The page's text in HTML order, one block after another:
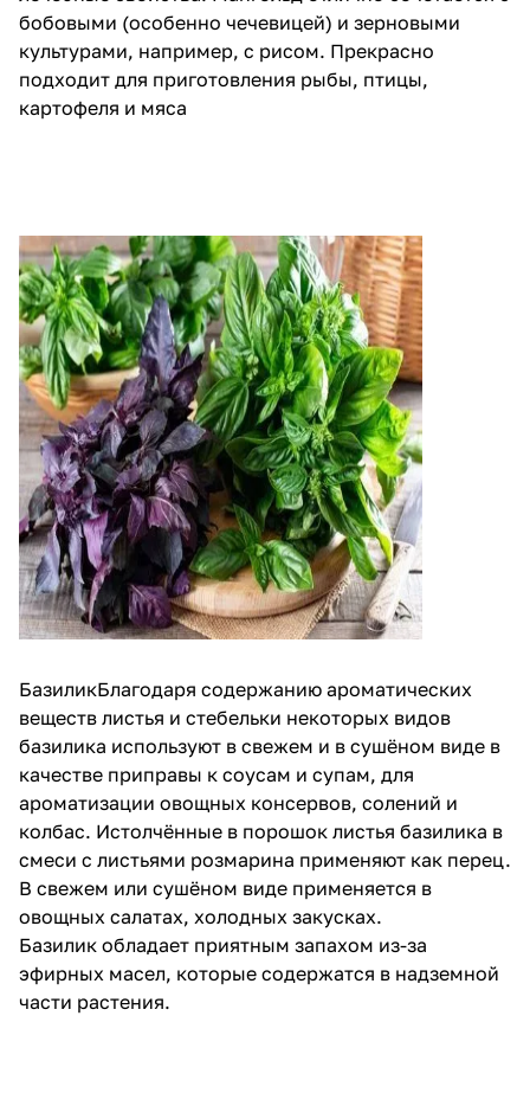
бобовыми (особенно чечевицей) и зерновыми
культурами, например, с рисом. Прекрасно
подходит для приготовления рыбы, птицы,
картофеля и мяса
БазиликБлагодаря содержанию ароматических
веществ листья и стебельки некоторых видов
базилика используют в свежем и в сушёном виде в
качестве приправы к соусам и супам, для
ароматизации овощных консервов, солений и
колбас. Истолчённые в порошок листья базилика в
смеси с листьями розмарина применяют как перец.
В свежем или сушёном виде применяется в
овощных салатах, холодных закусках.
Базилик обладает приятным запахом из-за
эфирных масел, которые содержатся в надземной
части растения.